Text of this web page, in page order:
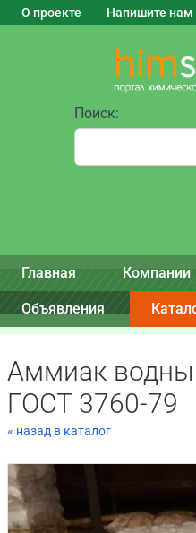
О проекте Напишите нам
Поиск:
Главная Компании
Объявления
Аммиак
ГОСТ 3760-79
« назад в каталог